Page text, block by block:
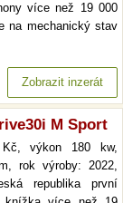
více než 19 000
na mechanický stav
Zobrazit inzerát
M Sport
výkon 180 kw,
rok výroby: 2022,
republika první